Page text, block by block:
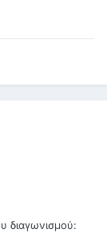
διαγωνισμού: